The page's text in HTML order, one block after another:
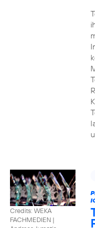
Credits: WEKA
FACHMEDIEN |